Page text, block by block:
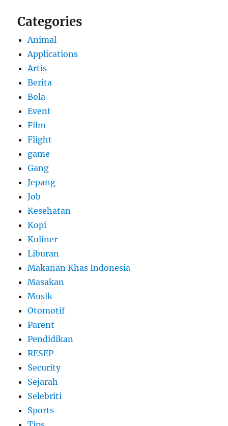
Categories
Animal
Applications
Artis
Berita
Bola
Event
Film
Flight
game
Gang
Jepang
Job
Kesehatan
Kopi
Kuliner
Liburan
Makanan Khas Indonesia
Masakan
Musik
Otomotif
Parent
Pendidikan
RESEP
Security
Sejarah
Selebriti
Sports